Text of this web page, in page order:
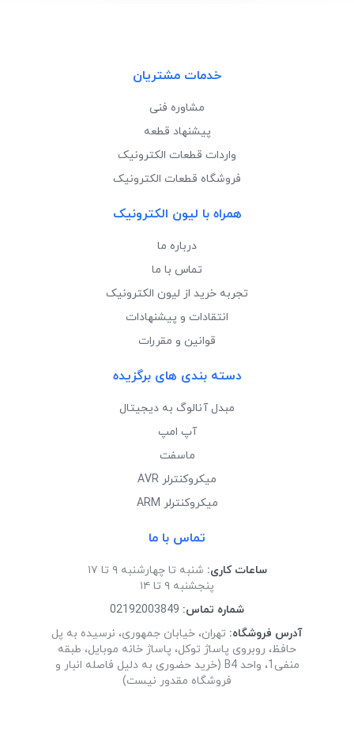
خدمات مشتریان
مشاوره فنی
پیشنهاد قطعه
واردات قطعات الکترونیک
فروشگاه قطعات الکترونیک
همراه با لیون الکترونیک
درباره ما
تماس با ما
تجربه خرید از لیون الکترونیک
انتقادات و پیشنهادات
قوانین و مقررات
دسته بندی های برگزیده
مبدل آنالوگ به دیجیتال
آپ امپ
ماسفت
میکروکنترلر AVR
میکروکنترلر ARM
تماس با ما
ساعات کاری: شنبه تا چهارشنبه ۹ تا ۱۷
پنجشنبه ۹ تا ۱۴
شماره تماس: 02192003849
آدرس فروشگاه: تهران، خیابان جمهوری، نرسیده به پل
حافظ، روبروی پاساژ توکل، پاساژ خانه موبایل، طبقه
منفی1، واحد B4 (خرید حضوری به دلیل فاصله انبار و
فروشگاه مقدور نیست)